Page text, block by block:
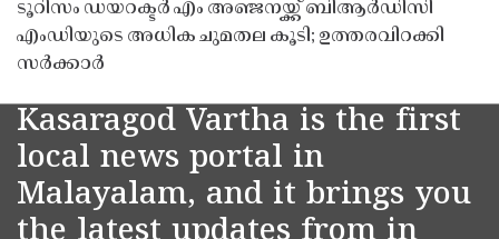
ടൂറിസം ഡയറക്ടർ എം അഞ്ജനയ്ക്ക് ബിആർഡിസി
എംഡിയുടെ അധിക ചുമതല കൂടി; ഉത്തരവിറക്കി
സർക്കാർ
Kasaragod Vartha is the first
local news portal in
Malayalam, and it brings you